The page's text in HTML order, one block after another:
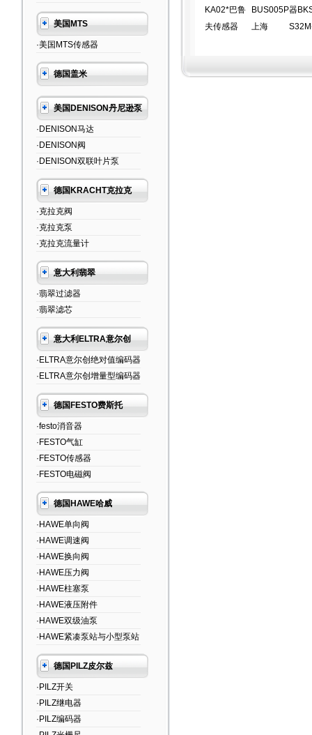
美国MTS
·美国MTS传感器
德国盖米
美国DENISON丹尼逊泵
·DENISON马达
·DENISON阀
·DENISON双联叶片泵
德国KRACHT克拉克
·克拉克阀
·克拉克泵
·克拉克流量计
意大利翡翠
·翡翠过滤器
·翡翠滤芯
意大利ELTRA意尔创
·ELTRA意尔创绝对值编码器
·ELTRA意尔创增量型编码器
德国FESTO费斯托
·festo消音器
·FESTO气缸
·FESTO传感器
·FESTO电磁阀
德国HAWE哈威
·HAWE单向阀
·HAWE调速阀
·HAWE换向阀
·HAWE压力阀
·HAWE柱塞泵
·HAWE液压附件
·HAWE双级油泵
·HAWE紧凑泵站与小型泵站
德国PILZ皮尔兹
·PILZ开关
·PILZ继电器
·PILZ编码器
KA02*巴鲁
夫传感器
BUS005P
上海
器